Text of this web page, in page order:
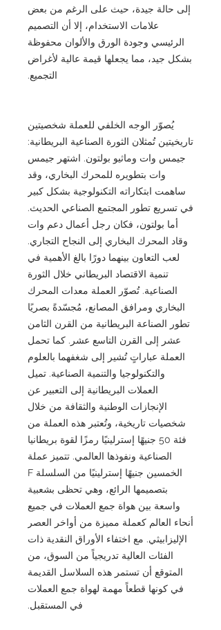
إلى حالة جيدة، حيث على الرغم من بعض
علامات الاستخدام، إلا أن التصميم
الرئيسي وجودة الورق والألوان محفوظة
بشكل جيد، مما يجعلها قيمة عالية لأغراض
التجميع.
يُصوّر الوجه الخلفي للعملة شخصيتين
تاريخيتين تُمثلان الثورة الصناعية البريطانية:
جيمس وات وماثيو بولتون. اشتهر جيمس
وات بتطويره للمحرك البخاري، وقد
ساهمت ابتكاراته التكنولوجية بشكل كبير
في تسريع تطور المجتمع الصناعي الحديث.
أما بولتون، فكان رجل أعمال دعم وات
وقاد المحرك البخاري إلى النجاح التجاري.
لعب التعاون بينهما دورًا بالغ الأهمية في
تنمية الاقتصاد البريطاني خلال الثورة
الصناعية. تُصوّر العملة معدات المحرك
البخاري ومرافق المصانع، مُجسّدةً بصريًا
تطور الصناعة البريطانية من القرن الثامن
عشر إلى القرن التاسع عشر. كما تحمل
العملة عباراتٍ تُشير إلى شغفهما بالعلوم
والتكنولوجيا والتنمية الصناعية. تميل
العملات البريطانية إلى التعبير عن
الإنجازات الوطنية والثقافة من خلال
شخصيات تاريخية، وتُعتبر هذه العملة من
فئة 50 جنيهًا إسترلينيًا رمزًا لقوة بريطانيا
الصناعية ونفوذها العالمي. تتميز عملة
الخمسين جنيهًا إسترلينيًا من السلسلة F
بتصميمها الرائع، وهي تحظى بشعبية
واسعة بين هواة جمع العملات في جميع
أنحاء العالم كعملة مميزة من أواخر العصر
الإليزابيثي. مع اختفاء الأوراق النقدية ذات
الفئات العالية تدريجياً من السوق، من
المتوقع أن تستمر هذه السلاسل القديمة
في كونها قطعاً مهمة لهواة جمع العملات
في المستقبل.